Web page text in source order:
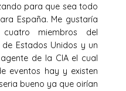
para que sea todo
España. Me gustaría
miembros del
Estados Unidos y un
de la CIA el cual
eventos hay y existen
bueno ya que oirían